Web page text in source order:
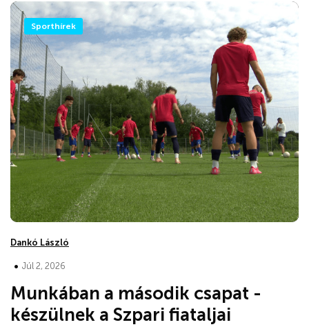
Sporthírek
Dankó László
• Júl 2, 2026
Munkában a második csapat -
készülnek a Szpari fiataljai